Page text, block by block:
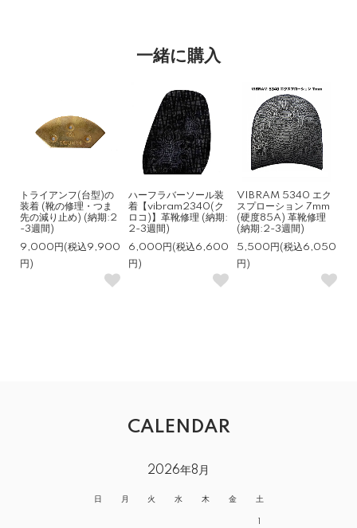
一緒に購入
トライアンフ(台型)の
装着 (靴の修理・つま
先の減り止め) (納期:2
-3週間)
9,000円(税込9,900
円)
ハーフラバーソール装
着【vibram2340(ク
ロコ)】革靴修理 (納期:
2-3週間)
6,000円(税込6,600
円)
VIBRAM 5340 エク
スプローション 7mm
(硬度85A) 革靴修理
(納期:2-3週間)
5,500円(税込6,050
円)
CALENDAR
2026年8月
日 月 火 水 木 金 土
1